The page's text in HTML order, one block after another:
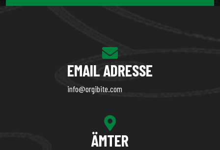
EMAIL ADRESSE
info@orgibite.com
ÄMTER